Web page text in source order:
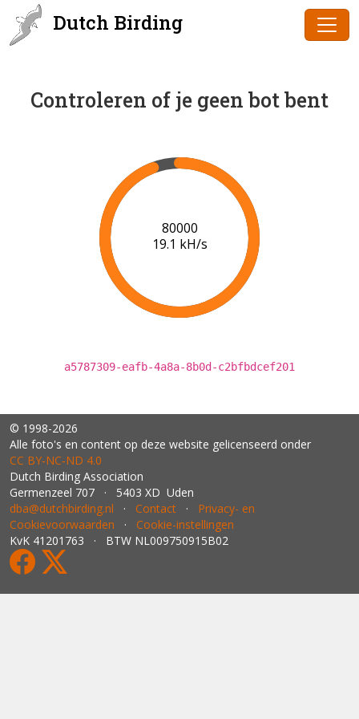
Dutch Birding
Controleren of je geen bot bent
82000
19.0 kH/s
a5787309-eafb-4a8a-8b0d-c2bfbdcef201
© 1998-2026
Alle foto's en content op deze website gelicenseerd onder
CC BY‑NC‑ND 4.0
Dutch Birding Association
Germenzeel 707 · 5403 XD Uden
dba@dutchbirding.nl · Contact · Privacy- en
Cookievoorwaarden · Cookie-instellingen
KvK 41201763 · BTW NL009750915B02